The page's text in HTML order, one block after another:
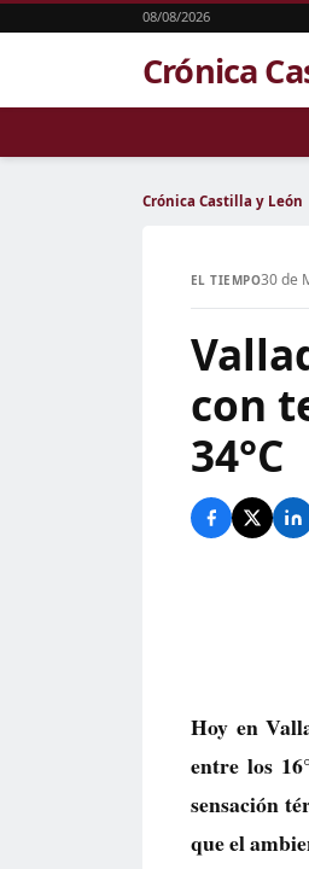
08/08/2026
Crónica
Crónica Castilla y León
EL TIEMPO30 de
con
34°C
Hoy en
entre los
sensación
que el